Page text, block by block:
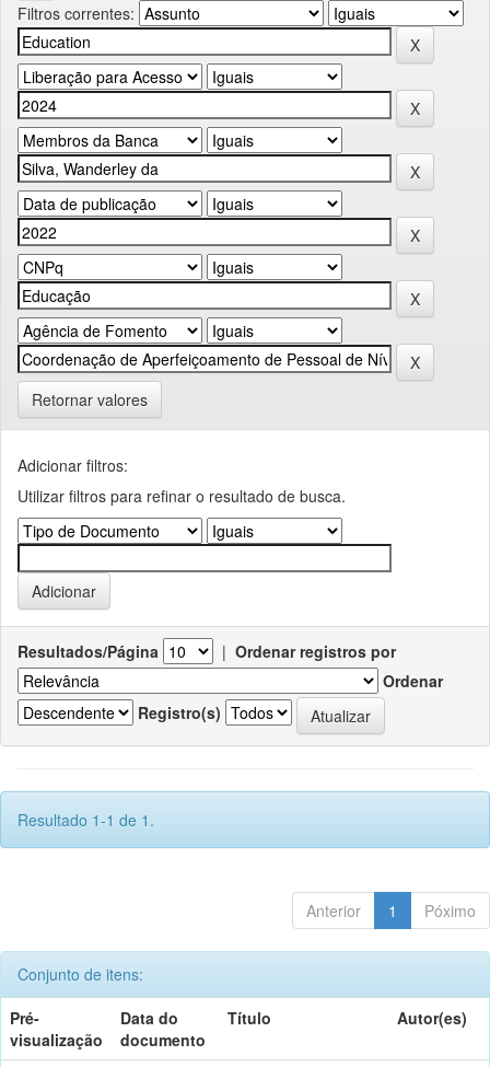
Filtros correntes:
Retornar valores
Adicionar filtros:
Utilizar filtros para refinar o resultado de busca.
Resultados/Página | Ordenar registros por
Ordenar
Registro(s)
Resultado 1-1 de 1.
Anterior 1 Póximo
Conjunto de itens:
Pré-
visualização
Data do
documento
Título Autor(es)